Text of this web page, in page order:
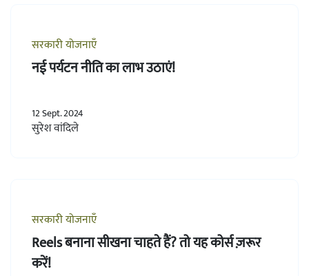
सरकारी योजनाएँ
नई पर्यटन नीति का लाभ उठाएं!
12 Sept. 2024
सुरेश वांदिले
सरकारी योजनाएँ
Reels बनाना सीखना चाहते हैं? तो यह कोर्स ज़रूर
करें!